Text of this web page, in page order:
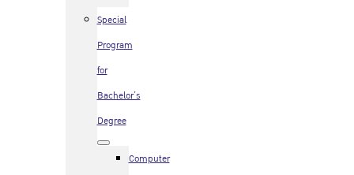
Special
Program
for
Bachelor’s
Degree
Computer